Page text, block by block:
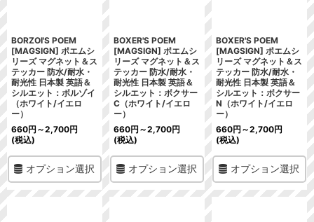
BORZOI'S POEM
[MAGSIGN] ポエムシ
リーズ マグネット＆ス
テッカー 防水/耐水・
耐光性 日本製 英語＆
シルエット：ボルゾイ
（ホワイト/イエロ
ー）
660円 ～2,700円
(税込)
オプション選択
BOXER'S POEM
[MAGSIGN] ポエムシ
リーズ マグネット＆ス
テッカー 防水/耐水・
耐光性 日本製 英語＆
シルエット：ボクサー
C（ホワイト/イエロ
ー）
660円 ～2,700円
(税込)
オプション選択
BOXER'S POEM
[MAGSIGN] ポエムシ
リーズ マグネット＆ス
テッカー 防水/耐水・
耐光性 日本製 英語＆
シルエット：ボクサー
N（ホワイト/イエロ
ー）
660円 ～2,700円
(税込)
オプション選択